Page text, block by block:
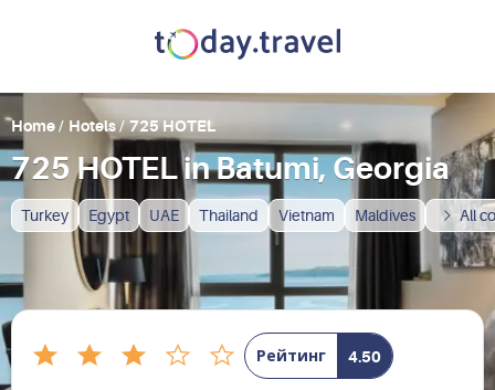
Turkey Egypt UAE Thailand Vietnam Maldives All
Home/ Hotels/ 725 HOTEL
725 HOTEL in Batumi, Georgia
Рейтинг 4.50